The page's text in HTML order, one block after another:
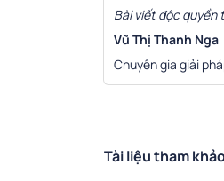
Bài viết độc quyền
Vũ Thị Thanh Nga
Chuyên gia giải
Tài liệu tham